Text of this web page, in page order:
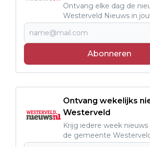
Ontvang elke dag de
Westerveld Nieuws in
Abonneren
Ontvang wekelijks
Westerveld
Krijg iedere week
de gemeente